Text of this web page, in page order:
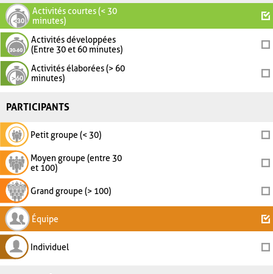
Activités courtes (< 30
minutes)
Activités développées
(Entre 30 et 60 minutes)
Activités élaborées (> 60
minutes)
PARTICIPANTS
Petit groupe (< 30)
Moyen groupe (entre 30
et 100)
Grand groupe (> 100)
Équipe
Individuel